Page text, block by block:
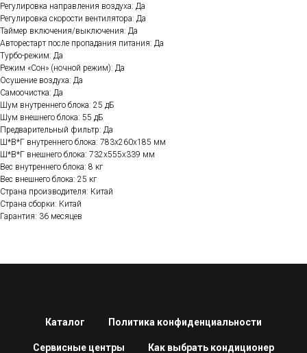
Регулировка направления воздуха: Да
Регулировка скорости вентилятора: Да
Таймер включения/выключения: Да
Авторестарт после пропадания питания: Да
Турбо-режим: Да
Режим «Сон» (ночной режим): Да
Осушение воздуха: Да
Самоочистка: Да
Шум внутреннего блока: 25 дБ
Шум внешнего блока: 55 дБ
Предварительный фильтр: Да
Ш*В*Г внутреннего блока: 783х260х185 мм
Ш*В*Г внешнего блока: 732х555х339 мм
Вес внутреннего блока: 8 кг
Вес внешнего блока: 25 кг
Страна производителя: Китай
Страна сборки: Китай
Гарантия: 36 месяцев
Каталог Политика конфиденциальности
Сервисные центры Как выбрать кондиционер